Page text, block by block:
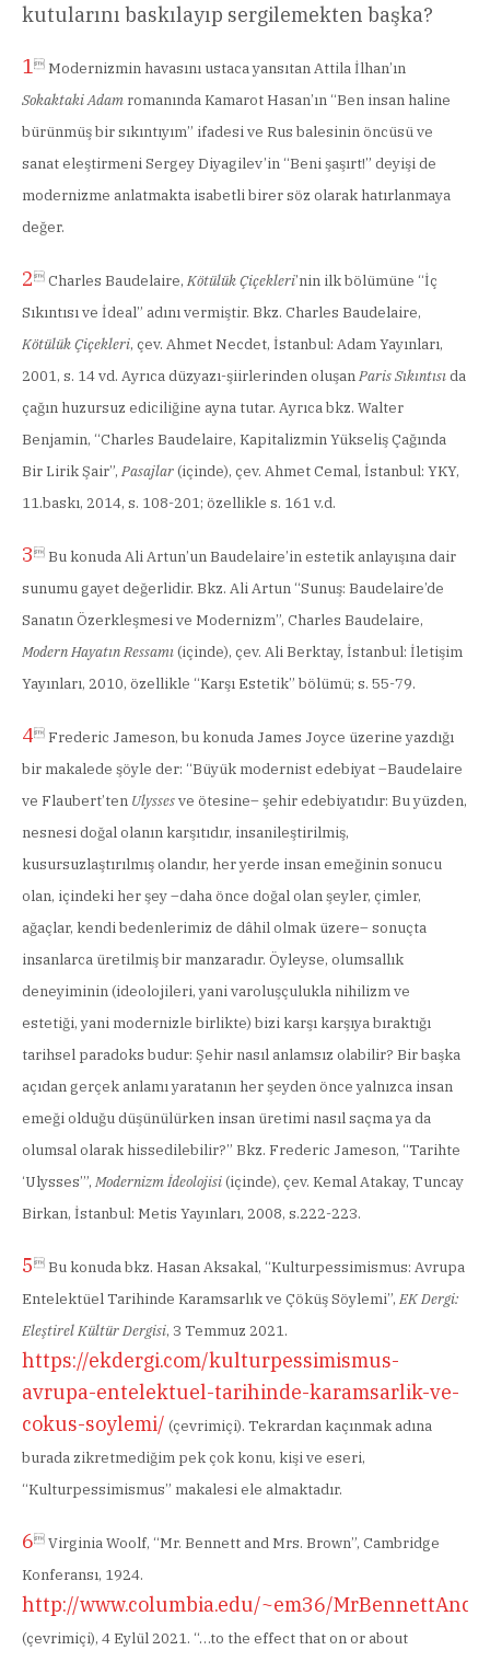
kutularını baskılayıp sergilemekten başka?
1 Modernizmin havasını ustaca yansıtan Attila İlhan’ın
Sokaktaki Adam romanında Kamarot Hasan’ın “Ben insan haline
bürünmüş bir sıkıntıyım” ifadesi ve Rus balesinin öncüsü ve
sanat eleştirmeni Sergey Diyagilev’in “Beni şaşırt!” deyişi de
modernizme anlatmakta isabetli birer söz olarak hatırlanmaya
değer.
2 Charles Baudelaire, Kötülük Çiçekleri’nin ilk bölümüne “İç
Sıkıntısı ve İdeal” adını vermiştir. Bkz. Charles Baudelaire,
Kötülük Çiçekleri, çev. Ahmet Necdet, İstanbul: Adam Yayınları,
2001, s. 14 vd. Ayrıca düzyazı-şiirlerinden oluşanParis Sıkıntısıda
çağın huzursuz ediciliğine ayna tutar. Ayrıca bkz. Walter
Benjamin, “Charles Baudelaire, Kapitalizmin Yükseliş Çağında
Bir Lirik Şair”, Pasajlar(içinde), çev. Ahmet Cemal, İstanbul: YKY,
11.baskı, 2014, s. 108-201; özellikle s. 161 v.d.
3 Bu konuda Ali Artun’un Baudelaire’in estetik anlayışına dair
sunumu gayet değerlidir. Bkz. Ali Artun “Sunuş: Baudelaire’de
Sanatın Özerkleşmesi ve Modernizm”, Charles Baudelaire,
Modern Hayatın Ressamı(içinde), çev. Ali Berktay, İstanbul: İletişim
Yayınları, 2010, özellikle “Karşı Estetik” bölümü; s. 55-79.
4 Frederic Jameson, bu konuda James Joyce üzerine yazdığı
bir makalede şöyle der: “Büyük modernist edebiyat –Baudelaire
ve Flaubert’ten Ulyssesve ötesine– şehir edebiyatıdır: Bu yüzden,
nesnesi doğal olanın karşıtıdır, insanileştirilmiş,
kusursuzlaştırılmış olandır, her yerde insan emeğinin sonucu
olan, içindeki her şey –daha önce doğal olan şeyler, çimler,
ağaçlar, kendi bedenlerimiz de dâhil olmak üzere– sonuçta
insanlarca üretilmiş bir manzaradır. Öyleyse, olumsallık
deneyiminin (ideolojileri, yani varoluşçulukla nihilizm ve
estetiği, yani modernizle birlikte) bizi karşı karşıya bıraktığı
tarihsel paradoks budur: Şehir nasıl anlamsız olabilir? Bir başka
açıdan gerçek anlamı yaratanın her şeyden önce yalnızca insan
emeği olduğu düşünülürken insan üretimi nasıl saçma ya da
olumsal olarak hissedilebilir?” Bkz. Frederic Jameson, “Tarihte
‘Ulysses’”, Modernizm İdeolojisi(içinde), çev. Kemal Atakay, Tuncay
Birkan, İstanbul: Metis Yayınları, 2008, s.222-223.
5 Bu konuda bkz. Hasan Aksakal, “Kulturpessimismus: Avrupa
Entelektüel Tarihinde Karamsarlık ve Çöküş Söylemi”, EK Dergi:
Eleştirel Kültür Dergisi, 3 Temmuz 2021.
https://ekdergi.com/kulturpessimismus-
avrupa-entelektuel-tarihinde-karamsarlik-ve-
cokus-soylemi/ (çevrimiçi). Tekrardan kaçınmak adına
burada zikretmediğim pek çok konu, kişi ve eseri,
“Kulturpessimismus” makalesi ele almaktadır.
6 Virginia Woolf, “Mr. Bennett and Mrs. Brown”, Cambridge
Konferansı, 1924.
http://www.columbia.edu/~em36/
(çevrimiçi), 4 Eylül 2021. “…to the effect that on or about